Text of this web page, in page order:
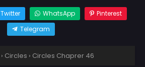
Twitter WhatsApp
Pinterest
Telegram
› Circles › Circles Chaprer 46